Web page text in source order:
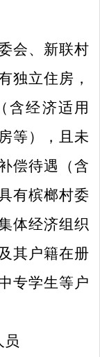
会、 新联村
独立住房，
含经济适用
等），
且 未
偿待遇（含
有槟榔村委
体经济组织
其户籍在册
专学生等户
员